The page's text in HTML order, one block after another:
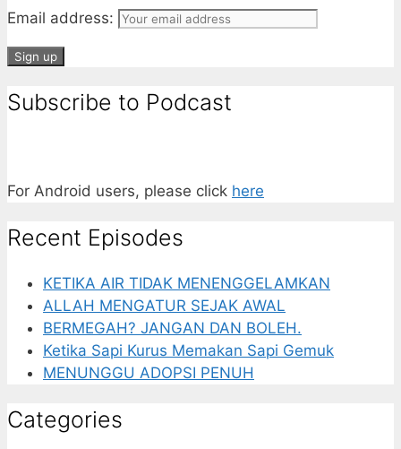
Email address:
Subscribe to Podcast
For Android users, please click here
Recent Episodes
KETIKA AIR TIDAK MENENGGELAMKAN
ALLAH MENGATUR SEJAK AWAL
BERMEGAH? JANGAN DAN BOLEH.
Ketika Sapi Kurus Memakan Sapi Gemuk
MENUNGGU ADOPSI PENUH
Categories